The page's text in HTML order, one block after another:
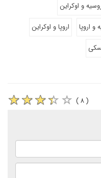
و اوکراین
و اروپا
اروپا و اوکراین
( ۸ )